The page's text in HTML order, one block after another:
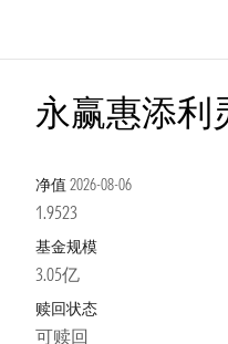
永赢惠添利
净值 2026-08-06
1.9523
基金规模
3.05亿
赎回状态
可赎回